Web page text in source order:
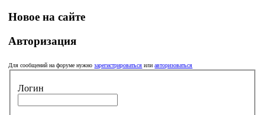
Новое на сайте
Авторизация
Для сообщений на форуме нужнозарегистрироваться илиавторизоваться
Логин